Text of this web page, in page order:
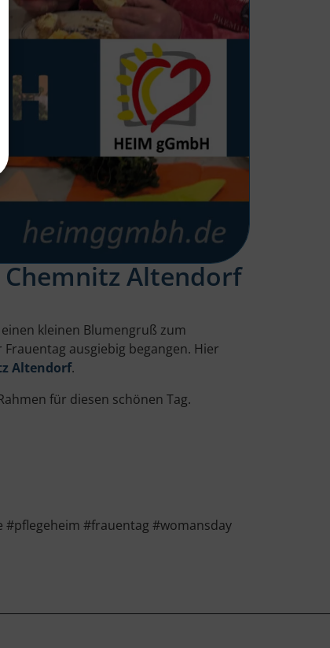
Altendorf
kleinen Blumengruß zum
ausgiebig begangen. Hier
Altendorf.
für diesen schönen Tag.
#frauentag #womansday